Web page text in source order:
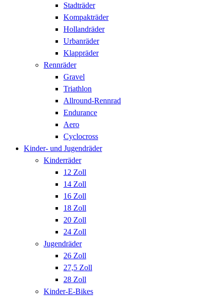
Stadträder
Kompakträder
Hollandräder
Urbanräder
Klappräder
Rennräder
Gravel
Triathlon
Allround-Rennrad
Endurance
Aero
Cyclocross
Kinder- und Jugendräder
Kinderräder
12 Zoll
14 Zoll
16 Zoll
18 Zoll
20 Zoll
24 Zoll
Jugendräder
26 Zoll
27,5 Zoll
28 Zoll
Kinder-E-Bikes